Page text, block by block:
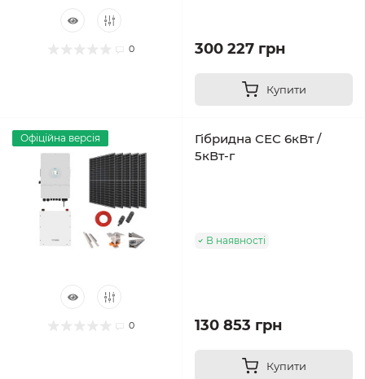
0 300 227 грн
Купити
Офіційна версія
0
Гібридна СЕС 6кВт /
5кВт-г
В наявності
130 853 грн
Купити